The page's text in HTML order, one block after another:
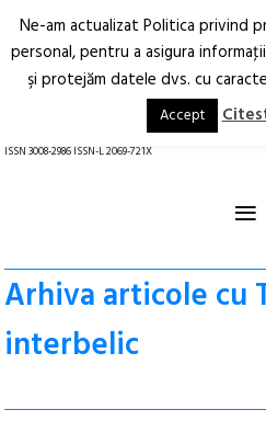
Arhitectură.
Oraș.
ISSN 3008-2986 ISSN-L 2069-721X
≡
Arhiva articole cu
interbelic
Ne-am actualizat Politica privind
personal, pentru a asigura
şi protejăm datele dvs. cu
Accept